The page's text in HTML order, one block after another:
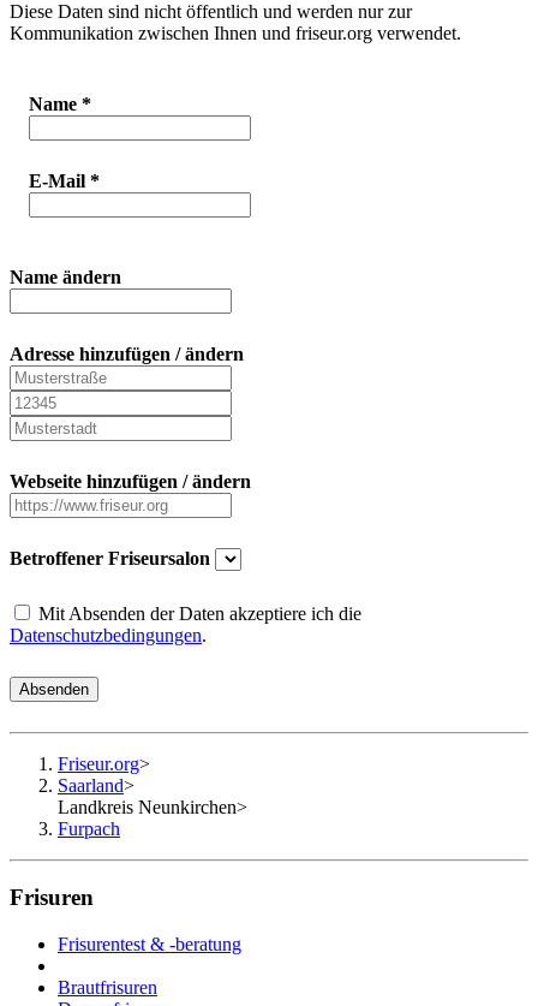
Diese Daten sind nicht öffentlich und werden nur zur
Kommunikation zwischen Ihnen und friseur.org verwendet.
Name *
E-Mail *
Name ändern
Adresse hinzufügen / ändern
Webseite hinzufügen / ändern
Betroffener Friseursalon
Mit Absenden der Daten akzeptiere ich die
Datenschutzbedingungen.
Absenden
Friseur.org>
Saarland>
Landkreis Neunkirchen>
Furpach
Frisuren
Frisurentest & -beratung
Brautfrisuren